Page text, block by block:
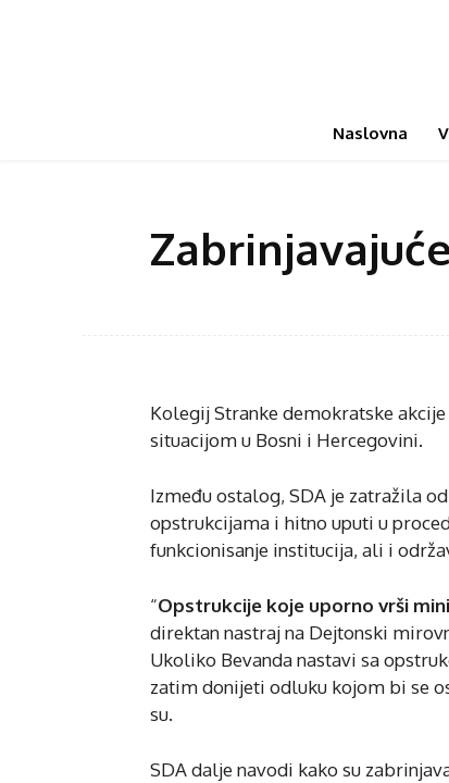
Naslovna
Kolegij Stranke demokratske
situacijom u Bosni i Hercegovini.
Između ostalog, SDA je zatražila
opstrukcijama i hitno uputi u
funkcionisanje institucija, ali i
“Opstrukcije koje uporno vrši
direktan nastraj na Dejtonski
Ukoliko Bevanda nastavi sa
zatim donijeti odluku kojom bi se
su.
SDA dalje navodi kako su